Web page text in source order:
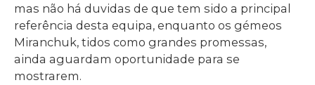
mas não há duvidas de que tem sido a principal
referência desta equipa, enquanto os gémeos
Miranchuk, tidos como grandes promessas,
ainda aguardam oportunidade para se
mostrarem.